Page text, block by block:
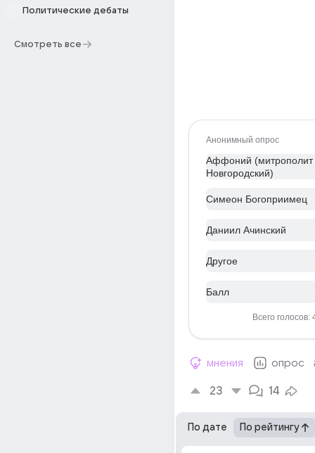
Политические дебаты
Смотреть все
Анонимный опрос
Аффоний (митрополит
Новгородский)
Симеон Богоприимец
Даниил Ачинский
Другое
Балл
Всего голосов:
мнения опрос
23 14
По дате По рейтингу